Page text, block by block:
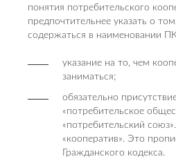
понятия потребительского
предпочтительнее указать о
содержаться в наименовании
указание на то, чем
заниматься;
обязательно
«потребительское
«потребительский
«кооператив». Это
Гражданского кодекса.